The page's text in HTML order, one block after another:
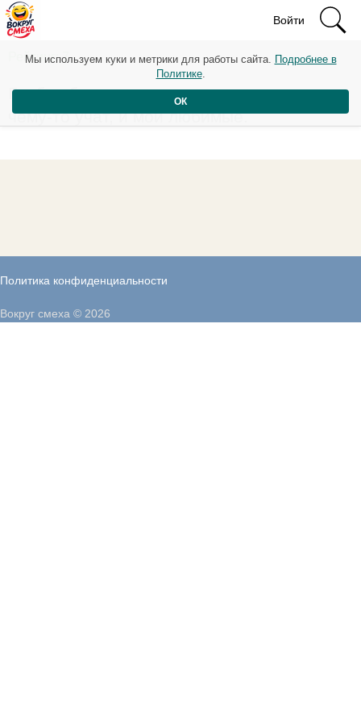
Войти
Рейтинг: 7
Грабли бывают двух видов: те, которые
чему-то учат, и мои любимые.
Политика конфиденциальности
Мы используем куки и метрики для работы сайта. Подробнее в
Политике.
ОК
Вокруг смеха © 2026